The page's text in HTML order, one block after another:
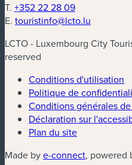
T. +352 22 28 09
E. touristinfo@lcto.lu
LCTO - Luxembourg City
reserved
Conditions d'utilisation
Politique de
Conditions générales
Déclaration sur
Plan du site
Made bye-connect(nouvelle
, powered